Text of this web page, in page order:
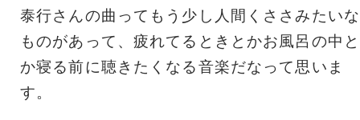
泰行さんの曲ってもう少し人間くささみたいな
ものがあって、疲れてるときとかお風呂の中と
か寝る前に聴きたくなる音楽だなって思いま
す。